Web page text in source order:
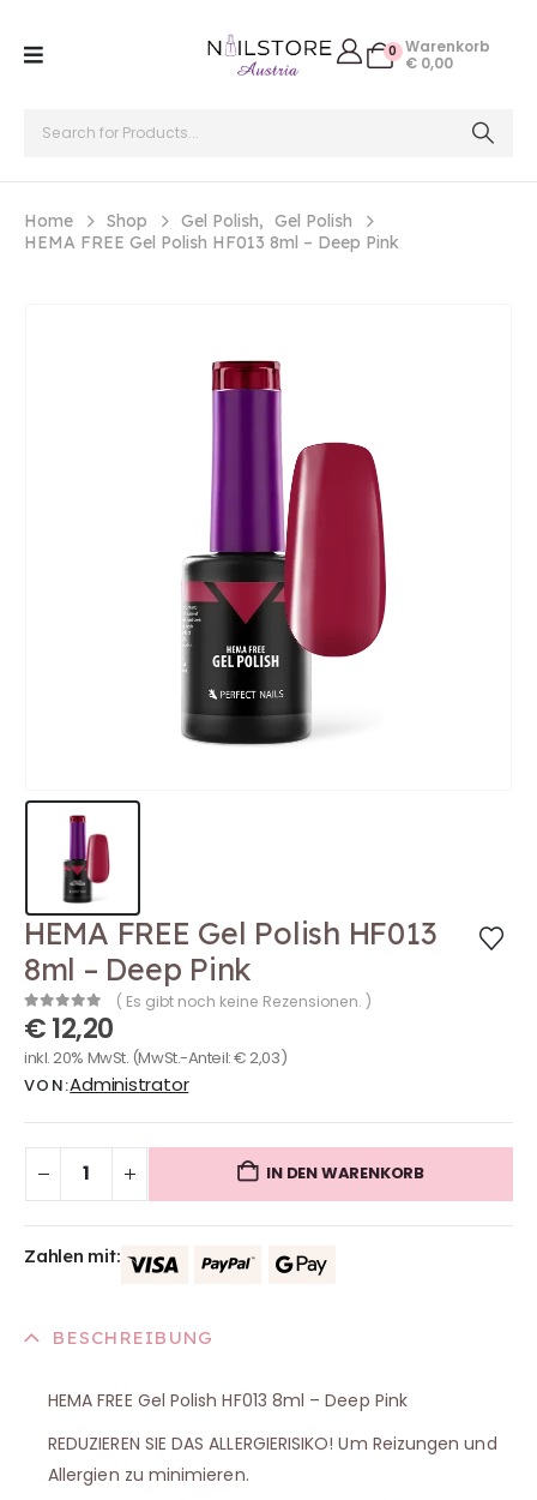
0 Warenkorb
€ 0,00
Home Shop Gel Polish, Gel Polish
HEMA FREE Gel Polish HF013 8ml – Deep Pink
HEMA FREE Gel Polish HF013
8ml – Deep Pink
0out of 5
( Es gibt noch keine Rezensionen. )
€12,20
inkl. 20% MwSt. (MwSt.-Anteil:€2,03)
VON:Administrator
IN DEN WARENKORB
Zahlen mit:
BESCHREIBUNG
HEMA FREE Gel Polish HF013 8ml – Deep Pink
REDUZIEREN SIE DAS ALLERGIERISIKO! Um Reizungen und
Allergien zu minimieren.